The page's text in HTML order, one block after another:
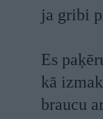
ja gribi
Es
kā
braucu